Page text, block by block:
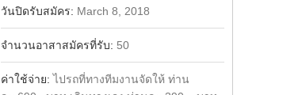
วันปิดรับสมัคร: March 8, 2018
จำนวนอาสาสมัครที่รับ: 50
ค่าใช้จ่าย:ไปรถที่ทางทีมงานจัดให้ ท่าน